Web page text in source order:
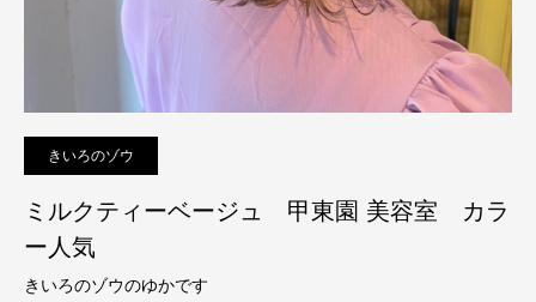
きいろのゾウ
ミルクティーベージュ 甲東園 美容室 カラ
ー人気
きいろのゾウのゆかです